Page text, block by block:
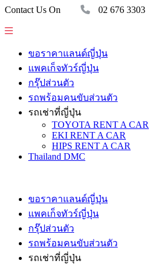
Contact Us On 02 676 3303
ขอราคาแลนด์ญี่ปุ่น
แพคเก็จทัวร์ญี่ปุ่น
กรุ๊ปส่วนตัว
รถพร้อมคนขับส่วนตัว
รถเช่าที่ญี่ปุ่น
TOYOTA RENT A CAR
EKI RENT A CAR
HIPS RENT A CAR
Thailand DMC
ขอราคาแลนด์ญี่ปุ่น
แพคเก็จทัวร์ญี่ปุ่น
กรุ๊ปส่วนตัว
รถพร้อมคนขับส่วนตัว
รถเช่าที่ญี่ปุ่น